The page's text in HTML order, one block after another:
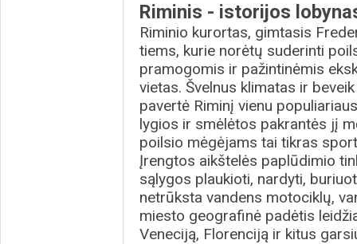
Riminis - istorijos
Riminio kurortas, gimtasis
tiems, kurie norėtų suderinti
pramogomis ir pažintinėmis
vietas. Švelnus klimatas ir
pavertė Riminį vienu
lygios ir smėlėtos pakrantės jį
poilsio mėgėjams tai tikras
Įrengtos aikštelės paplūdimio
sąlygos plaukioti, nardyti,
netrūksta vandens motociklų,
miesto geografinė padėtis
Veneciją, Florenciją ir kitus